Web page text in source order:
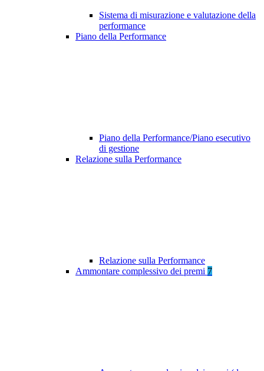
Sistema di misurazione e valutazione della
performance
Piano della Performance
Piano della Performance/Piano esecutivo
di gestione
Relazione sulla Performance
Relazione sulla Performance
Ammontare complessivo dei premi 7